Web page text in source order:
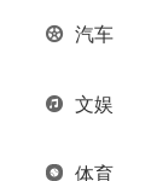
汽车
文娱
体育